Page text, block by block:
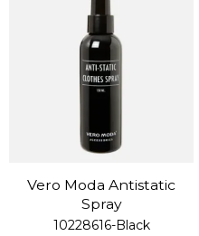
Vero Moda Antistatic
Spray
10228616-Black